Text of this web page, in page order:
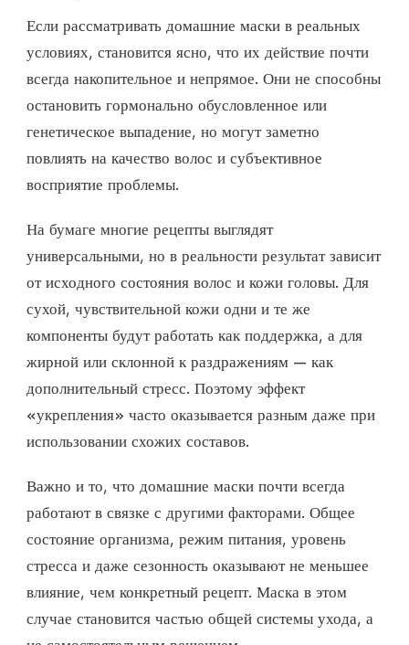
Если рассматривать домашние маски в реальных
условиях, становится ясно, что их действие почти
всегда накопительное и непрямое. Они не способны
остановить гормонально обусловленное или
генетическое выпадение, но могут заметно
повлиять на качество волос и субъективное
восприятие проблемы.
На бумаге многие рецепты выглядят
универсальными, но в реальности результат зависит
от исходного состояния волос и кожи головы. Для
сухой, чувствительной кожи одни и те же
компоненты будут работать как поддержка, а для
жирной или склонной к раздражениям — как
дополнительный стресс. Поэтому эффект
«укрепления» часто оказывается разным даже при
использовании схожих составов.
Важно и то, что домашние маски почти всегда
работают в связке с другими факторами. Общее
состояние организма, режим питания, уровень
стресса и даже сезонность оказывают не меньшее
влияние, чем конкретный рецепт. Маска в этом
случае становится частью общей системы ухода, а